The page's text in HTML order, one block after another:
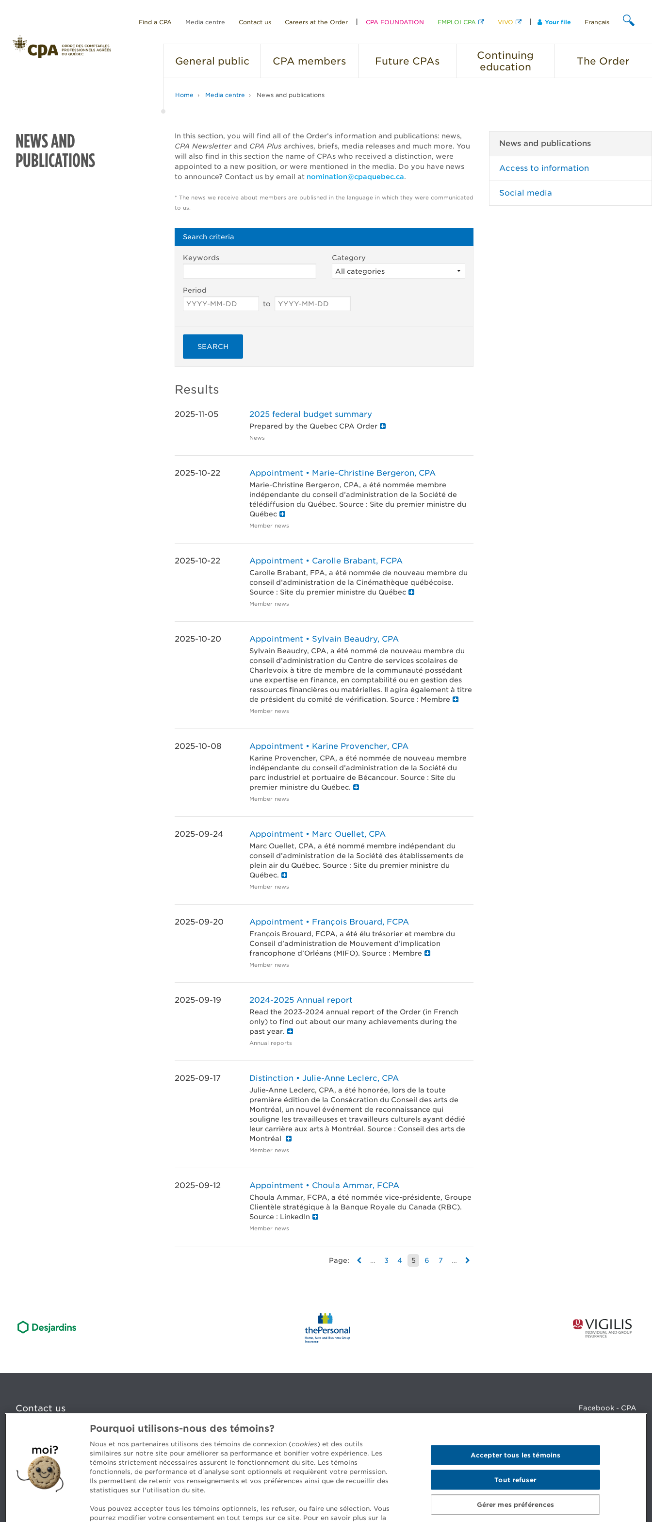
Find a CPA Media centre Contact us Careers at the Order CPA FOUNDATION EMPLOI CPA VIVO Your file Français
General public CPA members Future CPAs
Continuing
education
The Order
Home Media centre News and publications
NEWS AND
PUBLICATIONS
In this section, you will find all of the Order’s information and publications: news,
CPA Newsletter and CPA Plus archives, briefs, media releases and much more. You
will also find in this section the name of CPAs who received a distinction, were
appointed to a new position, or were mentioned in the media. Do you have news
to announce? Contact us by email at nomination@cpaquebec.ca.
* The news we receive about members are published in the language in which they were communicated
to us.
Search criteria
Keywords Category
Period
to
SEARCH
Results
2025-11-05 2025 federal budget summary
Prepared by the Quebec CPA Order
News
2025-10-22 Appointment • Marie-Christine Bergeron, CPA
Marie-Christine Bergeron, CPA, a été nommée membre
indépendante du conseil d’administration de la Société de
télédiffusion du Québec. Source : Site du premier ministre du
Québec
Member news
2025-10-22 Appointment • Carolle Brabant, FCPA
Carolle Brabant, FPA, a été nommée de nouveau membre du
conseil d’administration de la Cinémathèque québécoise.
Source : Site du premier ministre du Québec
Member news
2025-10-20 Appointment • Sylvain Beaudry, CPA
Sylvain Beaudry, CPA, a été nommé de nouveau membre du
conseil d’administration du Centre de services scolaires de
Charlevoix à titre de membre de la communauté possédant
une expertise en finance, en comptabilité ou en gestion des
ressources financières ou matérielles. Il agira également à titre
de président du comité de vérification. Source : Membre
Member news
2025-10-08 Appointment • Karine Provencher, CPA
Karine Provencher, CPA, a été nommée de nouveau membre
indépendante du conseil d’administration de la Société du
parc industriel et portuaire de Bécancour. Source : Site du
premier ministre du Québec.
Member news
2025-09-24 Appointment • Marc Ouellet, CPA
Marc Ouellet, CPA, a été nommé membre indépendant du
conseil d’administration de la Société des établissements de
plein air du Québec. Source : Site du premier ministre du
Québec.
Member news
2025-09-20 Appointment • François Brouard, FCPA
François Brouard, FCPA, a été élu trésorier et membre du
Conseil d’administration de Mouvement d’implication
francophone d’Orléans (MIFO). Source : Membre
Member news
2025-09-19 2024-2025 Annual report
Read the 2023-2024 annual report of the Order (in French
only) to find out about our many achievements during the
past year.
Annual reports
2025-09-17 Distinction • Julie-Anne Leclerc, CPA
Julie-Anne Leclerc, CPA, a été honorée, lors de la toute
première édition de la Consécration du Conseil des arts de
Montréal, un nouvel événement de reconnaissance qui
souligne les travailleuses et travailleurs culturels ayant dédié
leur carrière aux arts à Montréal. Source : Conseil des arts de
Montréal
Member news
2025-09-12 Appointment • Choula Ammar, FCPA
Choula Ammar, FCPA, a été nommée vice-présidente, Groupe
Clientèle stratégique à la Banque Royale du Canada (RBC).
Source : LinkedIn
Member news
Page: … 3 4 5 6 7 …
News and publications
Access to information
Social media
Contact us
5, Place Ville Marie, bureau 800, Montréal (Québec) H3B 2G2
Questions? Ask our team >
Want to make the Order a part of your career? See our job offers >
Facebook - CPA
LinkedIn - 20 minutes CPA
LinkedIn - Emploi CPA
Security and privacy General terms and conditions
Pourquoi utilisons-nous des témoins?
Nous et nos partenaires utilisons des témoins de connexion (cookies) et des outils
similaires sur notre site pour améliorer sa performance et bonifier votre expérience. Les
témoins strictement nécessaires assurent le fonctionnement du site. Les témoins
fonctionnels, de performance et d'analyse sont optionnels et requièrent votre permission.
Ils permettent de retenir vos renseignements et vos préférences ainsi que de recueillir des
statistiques sur l'utilisation du site.
Vous pouvez accepter tous les témoins optionnels, les refuser, ou faire une sélection. Vous
pourrez modifier votre consentement en tout temps sur ce site. Pour en savoir plus sur la
Gérer mes préférences
Tout refuser
Accepter tous les témoins